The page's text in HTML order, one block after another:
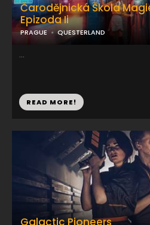
Čarodějnická Škola
Epizoda Ii
PRAGUE QUESTERLAND
...
READ MORE!
Galactic Pioneers